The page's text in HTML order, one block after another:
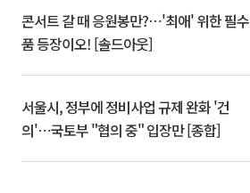
콘서트 갈 때 응원봉만?⋯'최애' 위한 필수
품 등장이오! [솔드아웃]
서울시, 정부에 정비사업 규제 완화 '건
의'⋯국토부 "협의 중" 입장만 [종합]